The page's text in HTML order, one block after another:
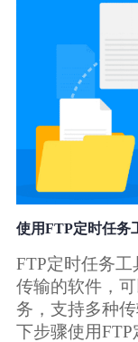
使用FTP定时任务
FTP定时任务
传输的软件，
务，支持多种
下步骤使用